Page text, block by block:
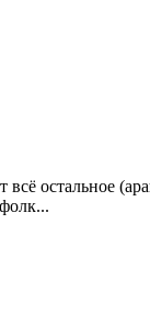
остальное